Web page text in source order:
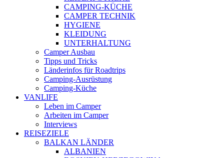
CAMPING-KÜCHE
CAMPER TECHNIK
HYGIENE
KLEIDUNG
UNTERHALTUNG
Camper Ausbau
Tipps und Tricks
Länderinfos für Roadtrips
Camping-Ausrüstung
Camping-Küche
VANLIFE
Leben im Camper
Arbeiten im Camper
Interviews
REISEZIELE
BALKAN LÄNDER
ALBANIEN